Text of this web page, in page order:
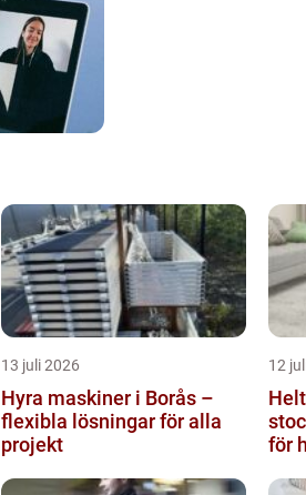
13 juli 2026
Hyra maskiner i Borås –
flexibla lösningar för alla
projekt
12
för